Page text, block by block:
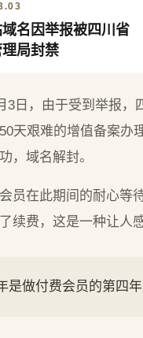
名因举报被四川省
局封禁
3日，由于受到举报
天艰难的增值备案办
，域名解封。
员在此期间的耐心等
续费，这是一种让人
是做付费会员的第四